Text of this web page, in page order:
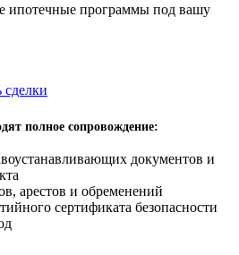
программы под вашу
сделки
полное сопровождение:
документов и
арестов и обременений
сертификата безопасности